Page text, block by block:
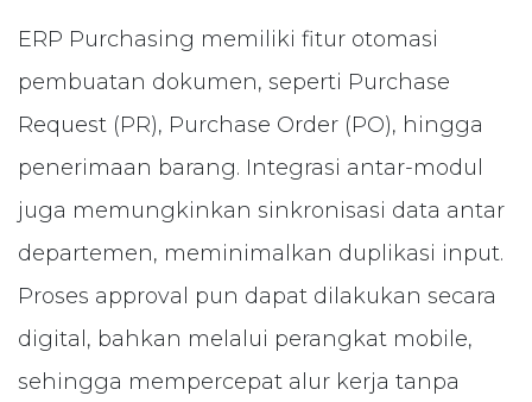
ERP Purchasing memiliki fitur otomasi
pembuatan dokumen, seperti Purchase
Request (PR), Purchase Order (PO), hingga
penerimaan barang. Integrasi antar-modul
juga memungkinkan sinkronisasi data antar
departemen, meminimalkan duplikasi input.
Proses approval pun dapat dilakukan secara
digital, bahkan melalui perangkat mobile,
sehingga mempercepat alur kerja tanpa